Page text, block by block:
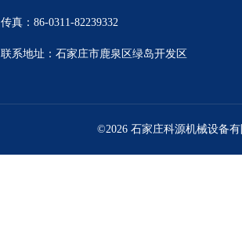
传真：86-0311-82239332
联系地址：石家庄市鹿泉区绿岛开发区
©2026 石家庄科源机械设备